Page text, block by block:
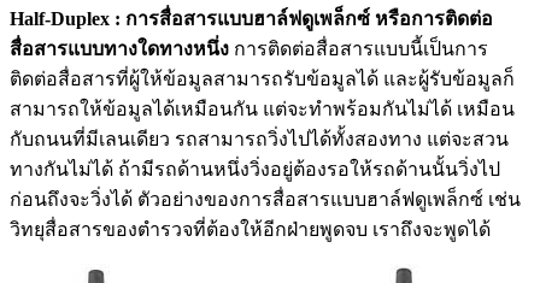
Half-Duplex : การสื่อสารแบบฮาล์ฟดูเพล็กซ์ หรือการติดต่อ
สื่อสารแบบทางใดทางหนึ่ง การติดต่อสื่อสารแบบนี้เป็นการ
ติดต่อสื่อสารที่ผู้ให้ข้อมูลสามารถรับข้อมูลได้ และผู้รับข้อมูลก็
สามารถให้ข้อมูลได้เหมือนกัน แต่จะทำพร้อมกันไม่ได้ เหมือน
กับถนนที่มีเลนเดียว รถสามารถวิ่งไปได้ทั้งสองทาง แต่จะสวน
ทางกันไม่ได้ ถ้ามีรถด้านหนึ่งวิ่งอยู่ต้องรอให้รถด้านนั้นวิ่งไป
ก่อนถึงจะวิ่งได้ ตัวอย่างของการสื่อสารแบบฮาล์ฟดูเพล็กซ์ เช่น
วิทยุสื่อสารของตำรวจที่ต้องให้อีกฝ่ายพูดจบ เราถึงจะพูดได้